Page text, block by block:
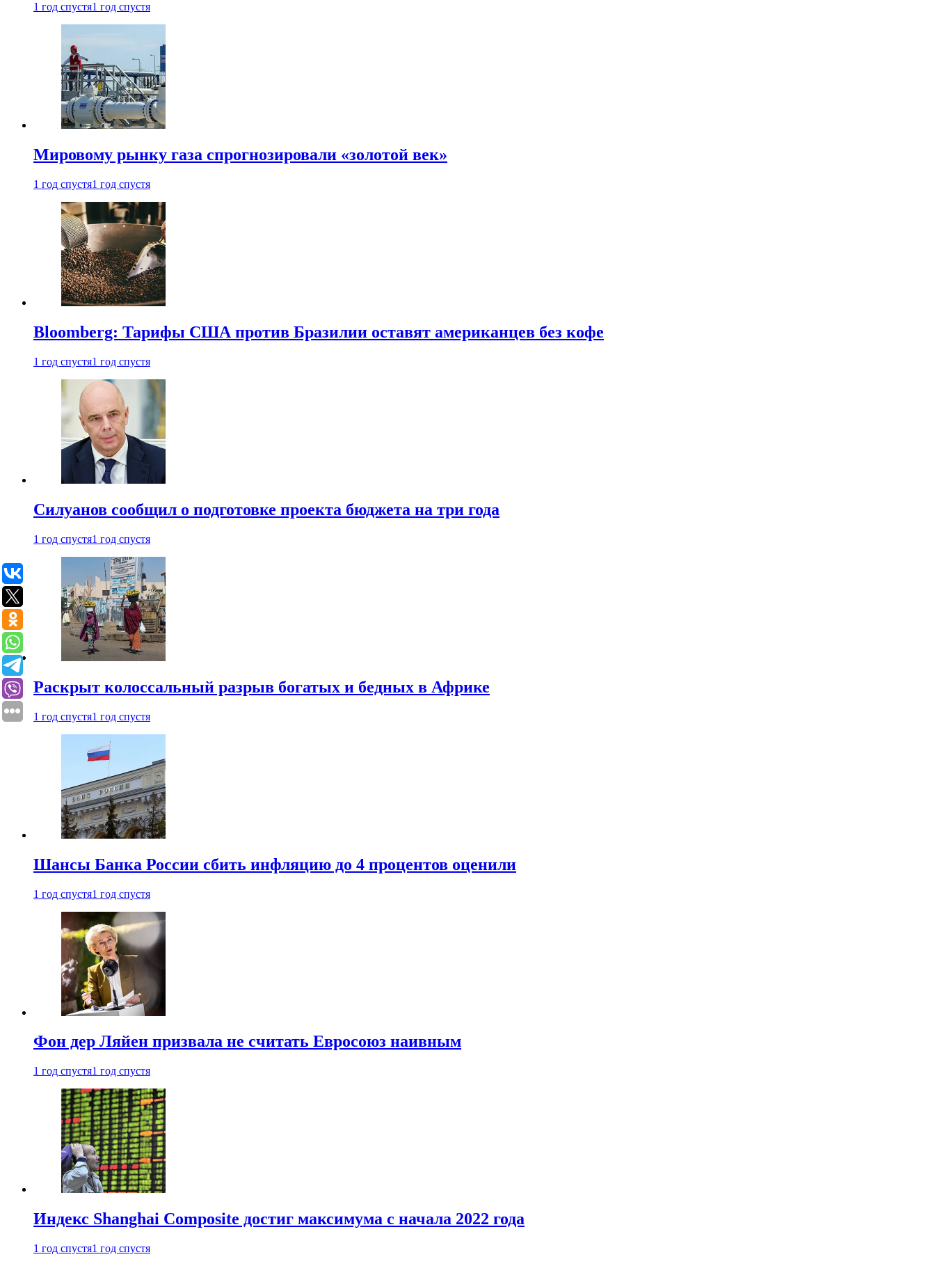
1 год спустя1 год спустя
Мировому рынку газа спрогнозировали «золотой век»
1 год спустя1 год спустя
Bloomberg: Тарифы США против Бразилии оставят американцев без кофе
1 год спустя1 год спустя
Силуанов сообщил о подготовке проекта бюджета на три года
1 год спустя1 год спустя
Раскрыт колоссальный разрыв богатых и бедных в Африке
1 год спустя1 год спустя
Шансы Банка России сбить инфляцию до 4 процентов оценили
1 год спустя1 год спустя
Фон дер Ляйен призвала не считать Евросоюз наивным
1 год спустя1 год спустя
Индекс Shanghai Composite достиг максимума с начала 2022 года
1 год спустя1 год спустя